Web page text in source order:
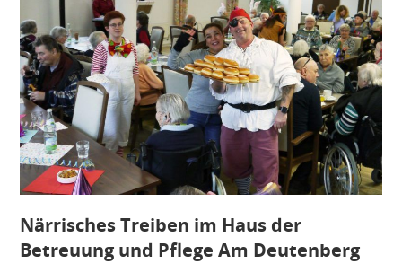
Närrisches Treiben im Haus der
Betreuung und Pflege Am Deutenberg